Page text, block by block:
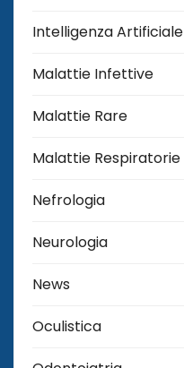
Intelligenza Artificiale
Malattie Infettive
Malattie Rare
Malattie Respiratorie
Nefrologia
Neurologia
News
Oculistica